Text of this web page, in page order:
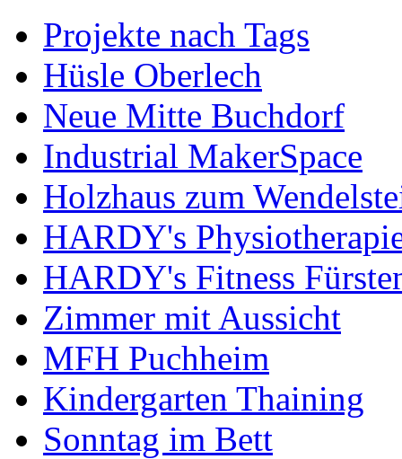
Projekte nach Tags
Hüsle Oberlech
Neue Mitte Buchdorf
Industrial MakerSpace
Holzhaus zum
HARDY's
HARDY's Fitness
Zimmer mit Aussicht
MFH Puchheim
Kindergarten Thaining
Sonntag im Bett